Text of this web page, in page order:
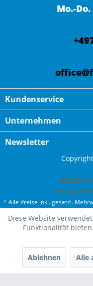
Mo.-
Kundenservice
Unternehmen
Newsletter
ESC GmbH
| 791
* Alle Preise inkl. gesetzl.
50¤ Bestellwert und
ausgenommen Gefahrgut.
Diese Website
Funktionalität
Ablehnen Alle